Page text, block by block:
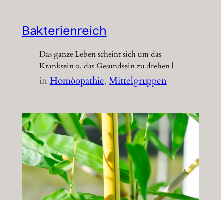
Bakterienreich
Das ganze Leben scheint sich um das
Kranksein o. das Gesundsein zu drehen |
inHomöopathie, Mittelgruppen